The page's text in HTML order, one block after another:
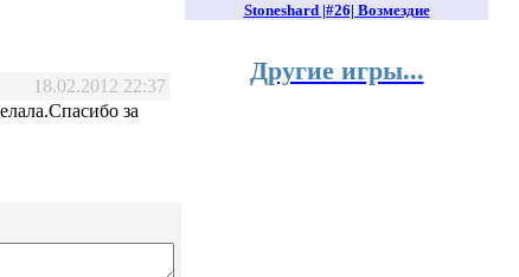
18.02.2012 22:37
за
Stoneshard |#26| Возмездие
Другие игры...